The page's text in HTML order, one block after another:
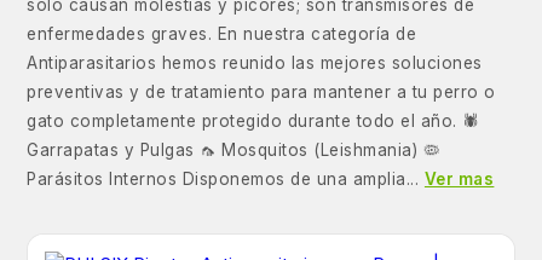
solo causan molestias y picores; son transmisores de
enfermedades graves. En nuestra categoría de
Antiparasitarios hemos reunido las mejores soluciones
preventivas y de tratamiento para mantener a tu perro o
gato completamente protegido durante todo el año. 🕷️
Garrapatas y Pulgas 🦟 Mosquitos (Leishmania) 🦠
Parásitos Internos Disponemos de una amplia... Ver mas